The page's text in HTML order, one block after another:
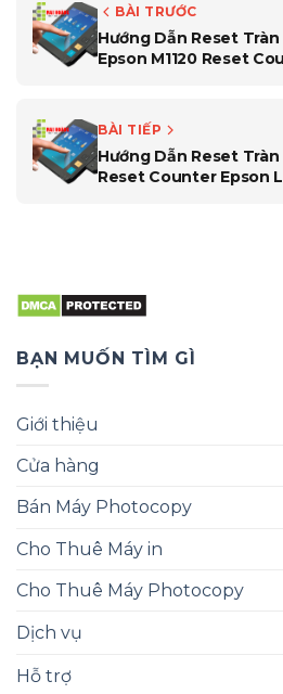
BÀI TRƯỚC
Hướng Dẫn Reset
Epson M1120 Reset
BÀI TIẾP
Hướng Dẫn Reset Tràn
Reset Counter Epson
BẠN MUỐN TÌM GÌ
Giới thiệu
Cửa hàng
Bán Máy Photocopy
Cho Thuê Máy in
Cho Thuê Máy Photocopy
Dịch vụ
Hỗ trợ